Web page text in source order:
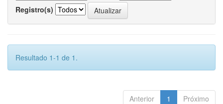
Registro(s)
Resultado 1-1 de 1.
Anterior 1 Próximo